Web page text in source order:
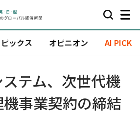
ピックス オピニオン AI PICK
テム、次世代機
事業契約の締結